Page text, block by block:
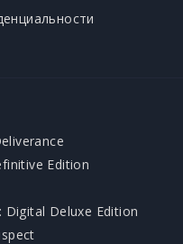
Edition
Digital Deluxe Edition